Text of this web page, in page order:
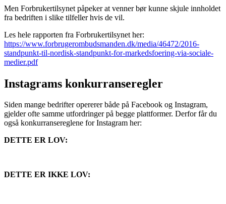
Men Forbrukertilsynet påpeker at venner bør kunne skjule innholdet
fra bedriften i slike tilfeller hvis de vil.
Les hele rapporten fra Forbrukertilsynet her:
https://www.forbrugerombudsmanden.dk/media/46472/2016-
standpunkt-til-nordisk-standpunkt-for-markedsfoering-via-sociale-
medier.pdf
Instagrams konkurranseregler
Siden mange bedrifter opererer både på Facebook og Instagram,
gjelder ofte samme utfordringer på begge plattformer. Derfor får du
også konkurransereglene for Instagram her:
DETTE ER LOV:
DETTE ER IKKE LOV: